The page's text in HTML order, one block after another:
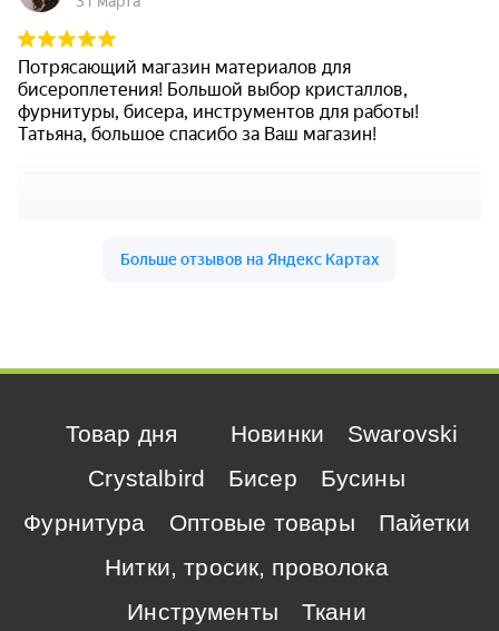
Товар дня Новинки
Swarovski
Crystalbird
Бисер
Бусины
Фурнитура
Оптовые товары
Пайетки
Нитки, тросик, проволока
Инструменты
Ткани